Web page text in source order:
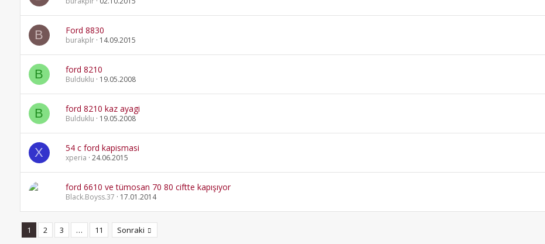
B Ford 8830
burakplr 14.09.2015
B ford 8210
Bulduklu 19.05.2008
B ford 8210 kaz ayagi
Bulduklu 19.05.2008
X 54 c ford kapismasi
xperia 24.06.2015
ford 6610 ve tümosan 70 80 ciftte kapışıyor
Black.Boyss.37 17.01.2014
1 2 3 … 11 Sonraki